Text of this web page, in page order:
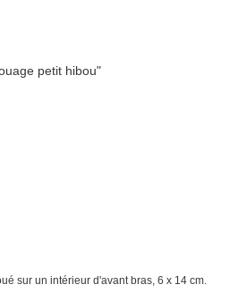
sur un intérieur d'avant bras, 6 x 14 cm.